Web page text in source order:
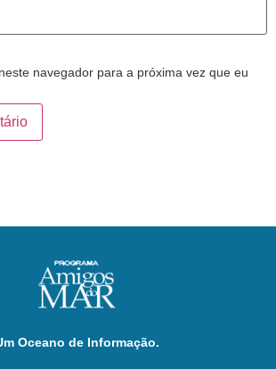
navegador para a próxima vez que eu
Oceano de Informação.